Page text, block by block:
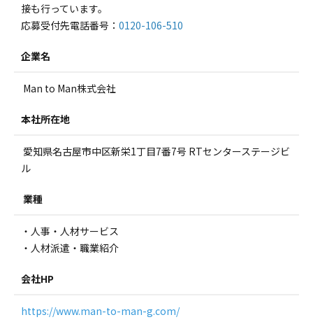
接も行っています。
応募受付先電話番号： 0120-106-510
企業名
Man to Man株式会社
本社所在地
愛知県名古屋市中区新栄1丁目7番7号 RTセンターステージビ
ル
業種
・人事・人材サービス
・人材派遣・職業紹介
会社HP
https://www.man-to-man-g.com/